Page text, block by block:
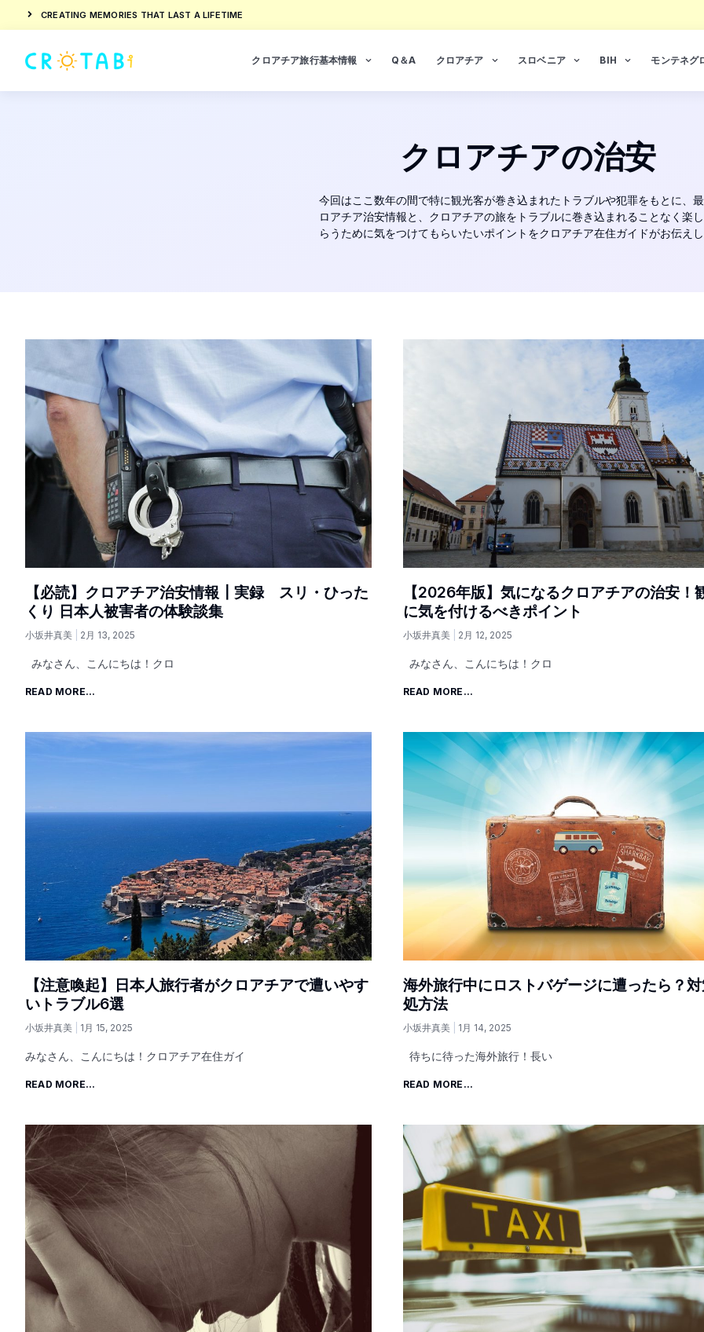
CREATING MEMORIES THAT LAST A LIFETIME
クロアチア旅行基本情報 Q＆A クロアチア スロベニア BIH モンテネグ
クロアチアの治安
今回はここ数年の間で特に観光客が巻き込まれたトラブルや犯罪をもとに、
ロアチア治安情報と、クロアチアの旅をトラブルに巻き込まれることなく楽
らうために気をつけてもらいたいポイントをクロアチア在住ガイドがお伝え
【必読】クロアチア治安情報┃実録 スリ・ひった
くり 日本人被害者の体験談集
小坂井真美 2月 13, 2025
みなさん、こんにちは！クロ
READ MORE...
【2026年版】気になるクロアチアの治安！
に気を付けるべきポイント
小坂井真美 2月 12, 2025
みなさん、こんにちは！クロ
READ MORE...
【注意喚起】日本人旅行者がクロアチアで遭いやす
いトラブル6選
小坂井真美 1月 15, 2025
みなさん、こんにちは！クロアチア在住ガイ
READ MORE...
海外旅行中にロストバゲージに遭ったら？
処方法
小坂井真美 1月 14, 2025
待ちに待った海外旅行！長い
READ MORE...